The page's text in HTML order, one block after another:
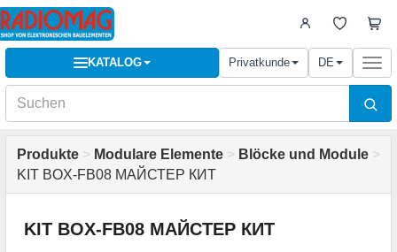
KATALOG Privatkunde DE
Produkte > Modulare Elemente > Blöcke und Module >
KIT BOX-FB08 МАЙСТЕР КИТ
KIT BOX-FB08 МАЙСТЕР КИТ